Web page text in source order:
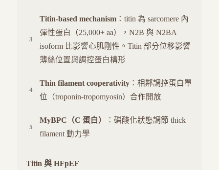
Titin-based mechanism ：titin 為 sarcomere 內
彈性蛋白（25,000+ aa），N2B 與 N2BA
isoform 比影響心肌剛性。Titin 部分位移影響
薄絲位置與調控蛋白構形
Thin filament cooperativity ：相鄰調控蛋白單
位（troponin-tropomyosin）合作開放
MyBPC（C 蛋白）
：磷酸化狀態調節 thick
filament 動力學
Titin 與 HFpEF